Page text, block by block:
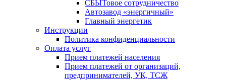
СБЫТовое сотрудничество
Автозавод «энергичный»
Главный энергетик
Инструкции
Политика конфиденциальности
Оплата услуг
Прием платежей населения
Прием платежей от организаций,
предпринимателей, УК, ТСЖ